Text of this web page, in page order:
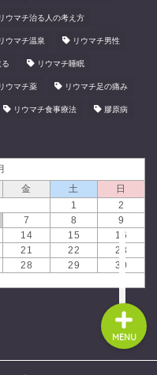
リウマチ治る人の考え方
リウマチ温泉 リウマチ男性
リウマチ睡眠
リウマチ薬 リウマチ足の痛み
リウマチ食事療法 膠原病
金 土
日
1
2
7 8
9
14 15
16
21 22
23
28 29
30
MENU
ぶリボンショ
ングセンター